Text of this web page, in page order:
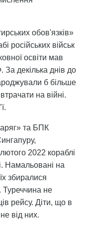
обов'язків»
російських військ
освіти мав
декілька днів до
б більше
на війні.
та БПК
2022 кораблі
Намальовані на
збиралися
Туреччина не
рейсу. Діти, що в
від них.